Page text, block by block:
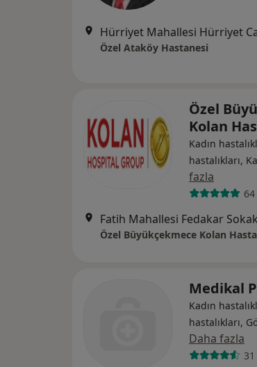
Özel Ataköy Hastanesi
Özel
Kolan
Kadın
hastalıkları,
fazla
Özel Büyükçekmece Kolan
Medikal
Kadın
hastalıkları,
Daha fazla